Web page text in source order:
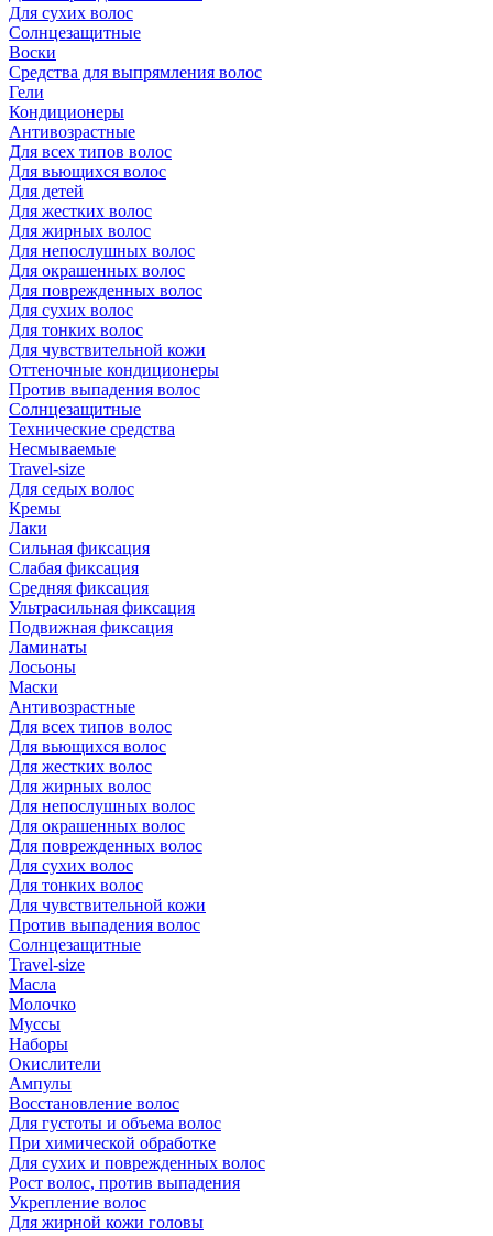
Для сухих волос
Солнцезащитные
Воски
Средства для выпрямления волос
Гели
Кондиционеры
Антивозрастные
Для всех типов волос
Для вьющихся волос
Для детей
Для жестких волос
Для жирных волос
Для непослушных волос
Для окрашенных волос
Для поврежденных волос
Для сухих волос
Для тонких волос
Для чувствительной кожи
Оттеночные кондиционеры
Против выпадения волос
Солнцезащитные
Технические средства
Несмываемые
Travel-size
Для седых волос
Кремы
Лаки
Сильная фиксация
Слабая фиксация
Средняя фиксация
Ультрасильная фиксация
Подвижная фиксация
Ламинаты
Лосьоны
Маски
Антивозрастные
Для всех типов волос
Для вьющихся волос
Для жестких волос
Для жирных волос
Для непослушных волос
Для окрашенных волос
Для поврежденных волос
Для сухих волос
Для тонких волос
Для чувствительной кожи
Против выпадения волос
Солнцезащитные
Travel-size
Масла
Молочко
Муссы
Наборы
Окислители
Ампулы
Восстановление волос
Для густоты и объема волос
При химической обработке
Для сухих и поврежденных волос
Рост волос, против выпадения
Укрепление волос
Для жирной кожи головы